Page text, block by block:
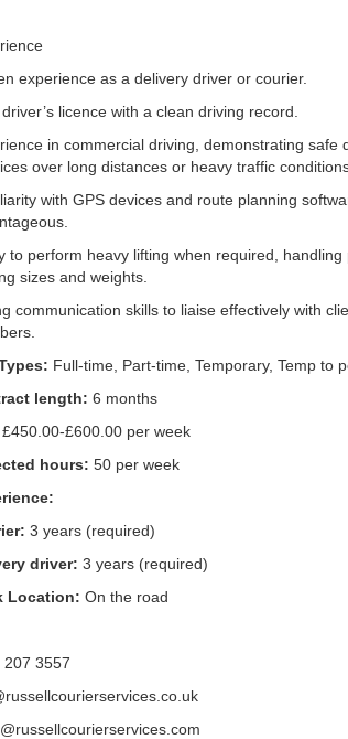
experience as a delivery driver or courier.
licence with a clean driving record.
in commercial driving, demonstrating safe
over long distances or heavy traffic
with GPS devices and route planning
to perform heavy lifting when required, handling
sizes and weights.
communication skills to liaise effectively with
Full-time, Part-time, Temporary, Temp to
length: 6 months
£450.00-£600.00 per week
hours: 50 per week
3 years (required)
driver: 3 years (required)
Location: On the road
207 3557